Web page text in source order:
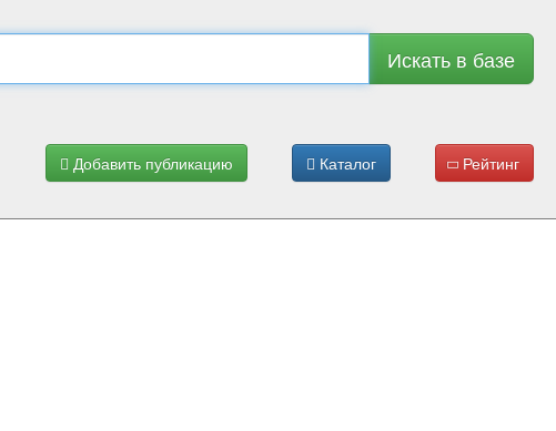
Искать в базе
Рейтинг
Каталог
Добавить публикацию